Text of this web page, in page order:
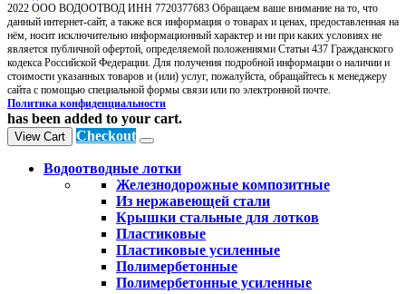
2022 ООО ВОДООТВОД ИНН 7720377683 Обращаем ваше внимание на то, что
данный интернет-сайт, а также вся информация о товарах и ценах, предоставленная на
нём, носит исключительно информационный характер и ни при каких условиях не
является публичной офертой, определяемой положениями Статьи 437 Гражданского
кодекса Российской Федерации. Для получения подробной информации о наличии и
стоимости указанных товаров и (или) услуг, пожалуйста, обращайтесь к менеджеру
сайта с помощью специальной формы связи или по электронной почте.
Политика конфиденциальности
has been added to your cart.
View Cart Checkout
Водоотводные лотки
Железнодорожные композитные
Из нержавеющей стали
Крышки стальные для лотков
Пластиковые
Пластиковые усиленные
Полимербетонные
Полимербетонные усиленные